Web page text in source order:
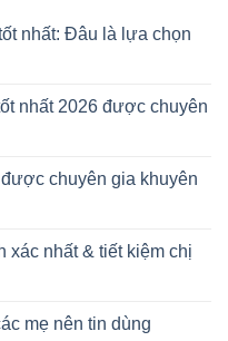
nhất: Đâu là lựa chọn
nhất 2026 được chuyên
chuyên gia khuyên
xác nhất & tiết kiệm chị
mẹ nên tin dùng